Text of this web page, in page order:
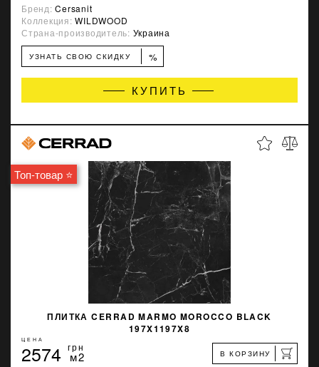
Бренд:Cersanit
Коллекция:WILDWOOD
Страна-производитель: Украина
УЗНАТЬ СВОЮ СКИДКУ %
КУПИТЬ
Топ-товар ⭐
ПЛИТКА CERRAD MARMO MOROCCO BLACK
197X1197X8
ЦЕНА
2574 грн
м2 В КОРЗИНУ